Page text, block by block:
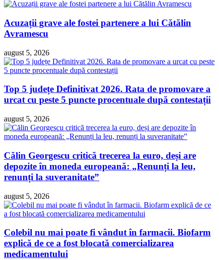
Acuzații grave ale fostei partenere a lui Cătălin
Avramescu
august 5, 2026
Top 5 județe Definitivat 2026. Rata de promovare a
urcat cu peste 5 puncte procentuale după contestații
august 5, 2026
Călin Georgescu critică trecerea la euro, deși are
depozite în moneda europeană: „Renunți la leu,
renunți la suveranitate”
august 5, 2026
Colebil nu mai poate fi vândut în farmacii. Biofarm
explică de ce a fost blocată comercializarea
medicamentului